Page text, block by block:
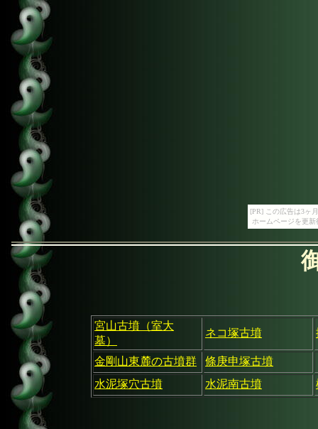
[PR] この広告は3ヶ
ホームページを更
宮山古墳（室大
墓）
ネコ塚古墳
金剛山東麓の古墳群
條庚申塚古墳
水泥塚穴古墳
水泥南古墳